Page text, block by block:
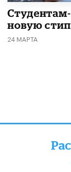
новую
24 МАРТА